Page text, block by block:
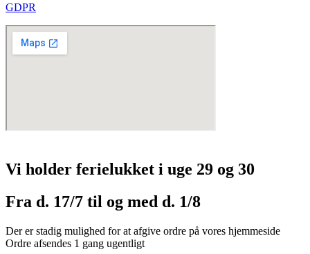
GDPR
Vi holder ferielukket i uge 29 og 30
Fra d. 17/7 til og med d. 1/8
Der er stadig mulighed for at afgive ordre på vores hjemmeside
Ordre afsendes 1 gang ugentligt